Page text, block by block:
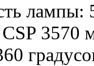
лампы:
3570